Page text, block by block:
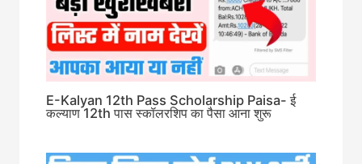
E-Kalyan 12th Pass Scholarship Paisa- ई
कल्याण 12th पास स्कॉलरशिप का पैसा आना शुरू